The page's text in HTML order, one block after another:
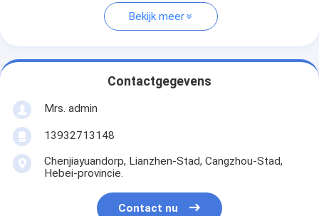
Bekijk meer
Contactgegevens
Mrs. admin
13932713148
Chenjiayuandorp, Lianzhen-Stad, Cangzhou-Stad,
Hebei-provincie.
Contact nu